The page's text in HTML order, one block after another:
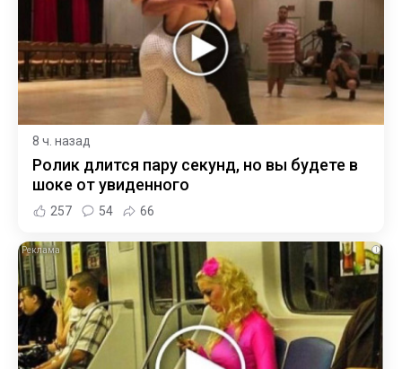
8 ч. назад
Ролик длится пару секунд, но вы будете в
шоке от увиденного
257 54 66
i